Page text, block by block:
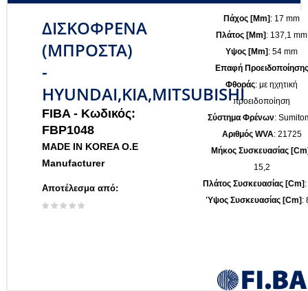
ΔΙΣΚΟΦΡΕΝΑ
(ΜΠΡΟΣΤΑ)
-
HYUNDAI,KIA,MITSUBISHI
FIBA - Κωδικός:
FBP1048
MADE IN KOREA O.E
Manufacturer
Αποτέλεσμα από:
Πάχος [mm] : 17 mm
Πλάτος [mm] : 137,1 mm
Υψος [mm] : 54 mm
Επαφή Προειδοποίησης
Φθοράς: με ηχητική
προειδοποίηση
Σύστημα Φρένων:
Αριθμός WVA: 21725
Μήκος Συσκευασίας
15,2
Πλάτος Συσκευασίας [cm]
Ύψος Συσκευασίας [cm] :